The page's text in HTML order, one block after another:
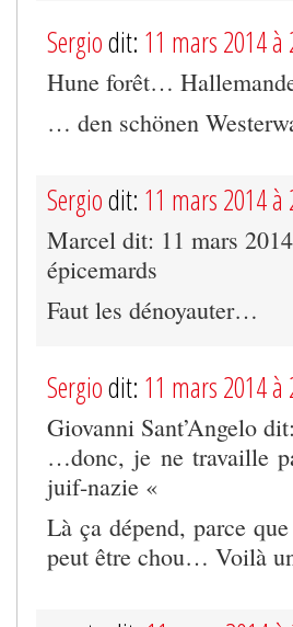
Sergiodit: 11 mars 2014 à
Hune forêt…
… den schönen
Sergiodit: 11 mars 2014 à
Marcel dit: 11 mars
épicemards
Faut les dénoyauter…
Sergiodit: 11 mars 2014 à
Giovanni Sant’Angelo
…donc, je ne travaille
juif-nazie «
Là ça dépend, parce
peut être chou… Voilà